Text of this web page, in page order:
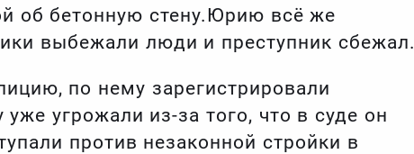
об бетонную стену.Юрию всё же
выбежали люди и преступник сбежал.
по нему зарегистрировали
угрожали из-за того, что в суде он
против незаконной стройки в